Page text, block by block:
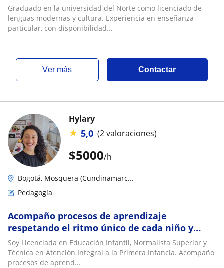
Graduado en la universidad del Norte como licenciado de
lenguas modernas y cultura. Experiencia en enseñanza
particular, con disponibilidad...
ver más Contactar
$5000/h
Hylary
★ 5,0 (2 valoraciones)
Bogotá, Mosquera (Cundinamarc...
Pedagogía
Acompaño procesos de aprendizaje
respetando el ritmo único de cada niño y
niña
Soy Licenciada en Educación Infantil, Normalista Superior y
Técnica en Atención Integral a la Primera Infancia. Acompaño
procesos de aprend...